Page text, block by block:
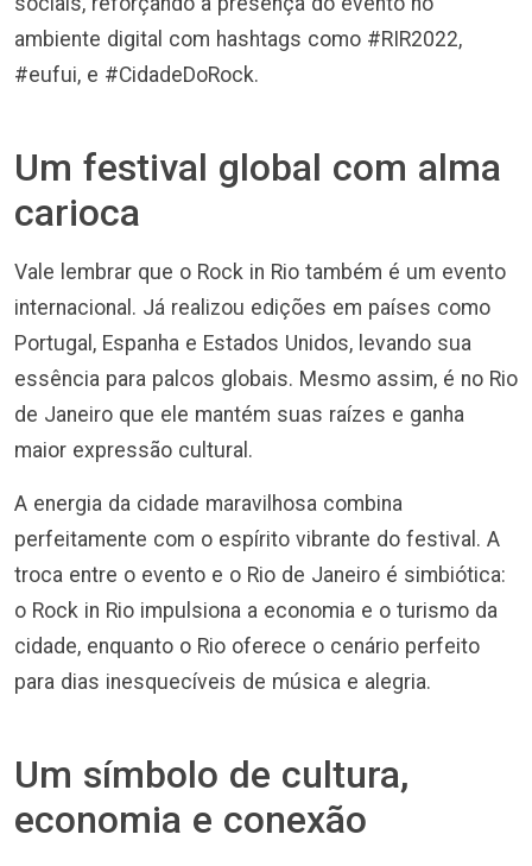
ambiente digital com hashtags como #RIR2022,
#eufui, e #CidadeDoRock.
Um festival global com alma
carioca
Vale lembrar que o Rock in Rio também é um evento
internacional. Já realizou edições em países como
Portugal, Espanha e Estados Unidos, levando sua
essência para palcos globais. Mesmo assim, é no Rio
de Janeiro que ele mantém suas raízes e ganha
maior expressão cultural.
A energia da cidade maravilhosa combina
perfeitamente com o espírito vibrante do festival. A
troca entre o evento e o Rio de Janeiro é simbiótica:
o Rock in Rio impulsiona a economia e o turismo da
cidade, enquanto o Rio oferece o cenário perfeito
para dias inesquecíveis de música e alegria.
Um símbolo de cultura,
economia e conexão